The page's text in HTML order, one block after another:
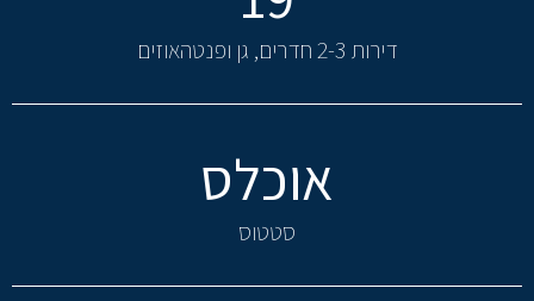
דירות 2-3 חדרים, גן ופנטהאוזים
אוכלס
סטטוס